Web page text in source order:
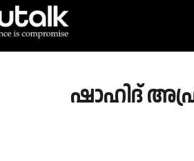
ഷാഹിദ്